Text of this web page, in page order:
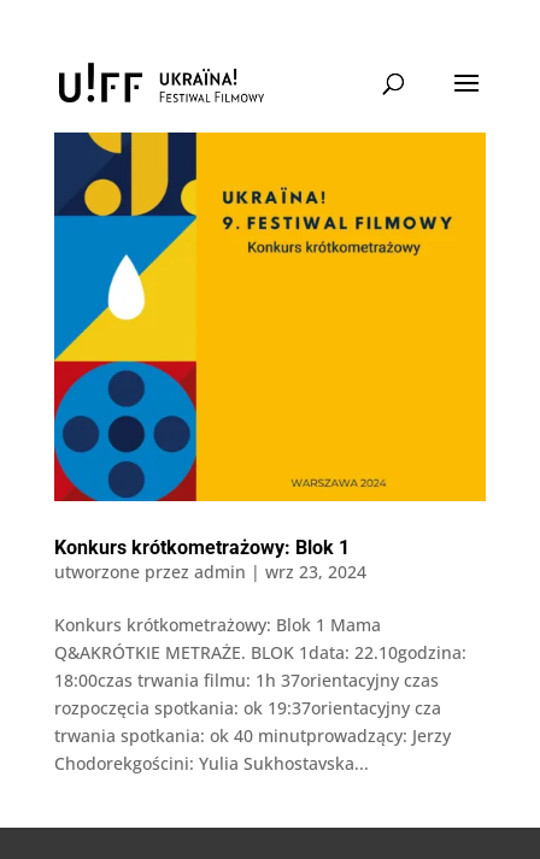
Konkurs krótkometrażowy: Blok 1
utworzone przez admin | wrz 23, 2024
Konkurs krótkometrażowy: Blok 1 Mama
Q&AKRÓTKIE METRAŻE. BLOK 1data: 22.10godzina:
18:00czas trwania filmu: 1h 37orientacyjny czas
rozpoczęcia spotkania: ok 19:37orientacyjny cza
trwania spotkania: ok 40 minutprowadzący: Jerzy
Chodorekgościni: Yulia Sukhostavska...